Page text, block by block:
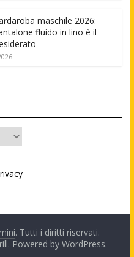
maschile 2026:
fluido in lino è il
. Tutti i diritti riservati.
. Powered by WordPress.